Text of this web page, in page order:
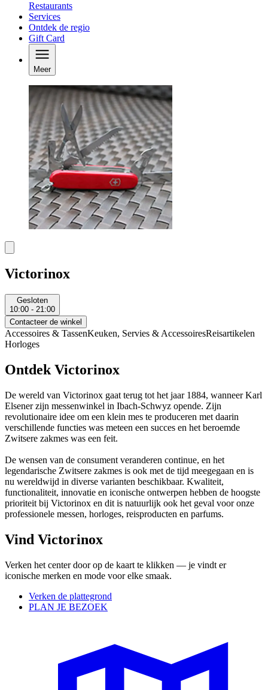
Restaurants
Services
Ontdek de regio
Gift Card
Meer
Victorinox
Gesloten
10:00 - 21:00
Contacteer de winkel
Accessoires & TassenKeuken, Servies & AccessoiresReisartikelen
Horloges
Ontdek Victorinox
De wereld van Victorinox gaat terug tot het jaar 1884, wanneer Karl
Elsener zijn messenwinkel in Ibach-Schwyz opende. Zijn
revolutionaire idee om een klein mes te produceren met daarin
verschillende functies was meteen een succes en het beroemde
Zwitsere zakmes was een feit.
De wensen van de consument veranderen continue, en het
legendarische Zwitsere zakmes is ook met de tijd meegegaan en is
nu wereldwijd in diverse varianten beschikbaar. Kwaliteit,
functionaliteit, innovatie en iconische ontwerpen hebben de hoogste
prioriteit bij Victorinox en dit is natuurlijk ook het geval voor onze
professionele messen, horloges, reisproducten en parfums.
Vind Victorinox
Verken het center door op de kaart te klikken — je vindt er
iconische merken en mode voor elke smaak.
Verken de plattegrond
PLAN JE BEZOEK